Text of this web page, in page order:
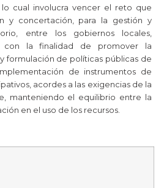
cual involucra vencer el reto que
y concertación, para la gestión y
entre los gobiernos locales,
con la finalidad de promover la
formulación de políticas públicas de
de instrumentos de
acordes a las exigencias de la
manteniendo el equilibrio entre la
en el uso de los recursos.